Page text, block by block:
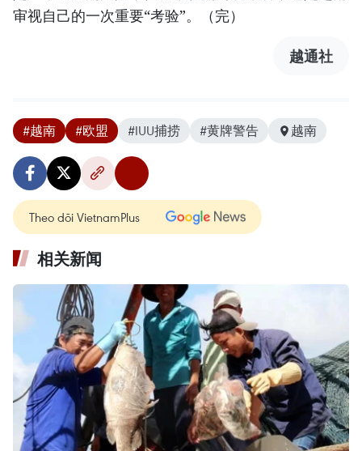
审视自己的一次重要“考验”。（完）
越通社
#越南 #欧盟 #IUU捕捞 #黄牌警告 越南
Theo dõi VietnamPlus
相关新闻